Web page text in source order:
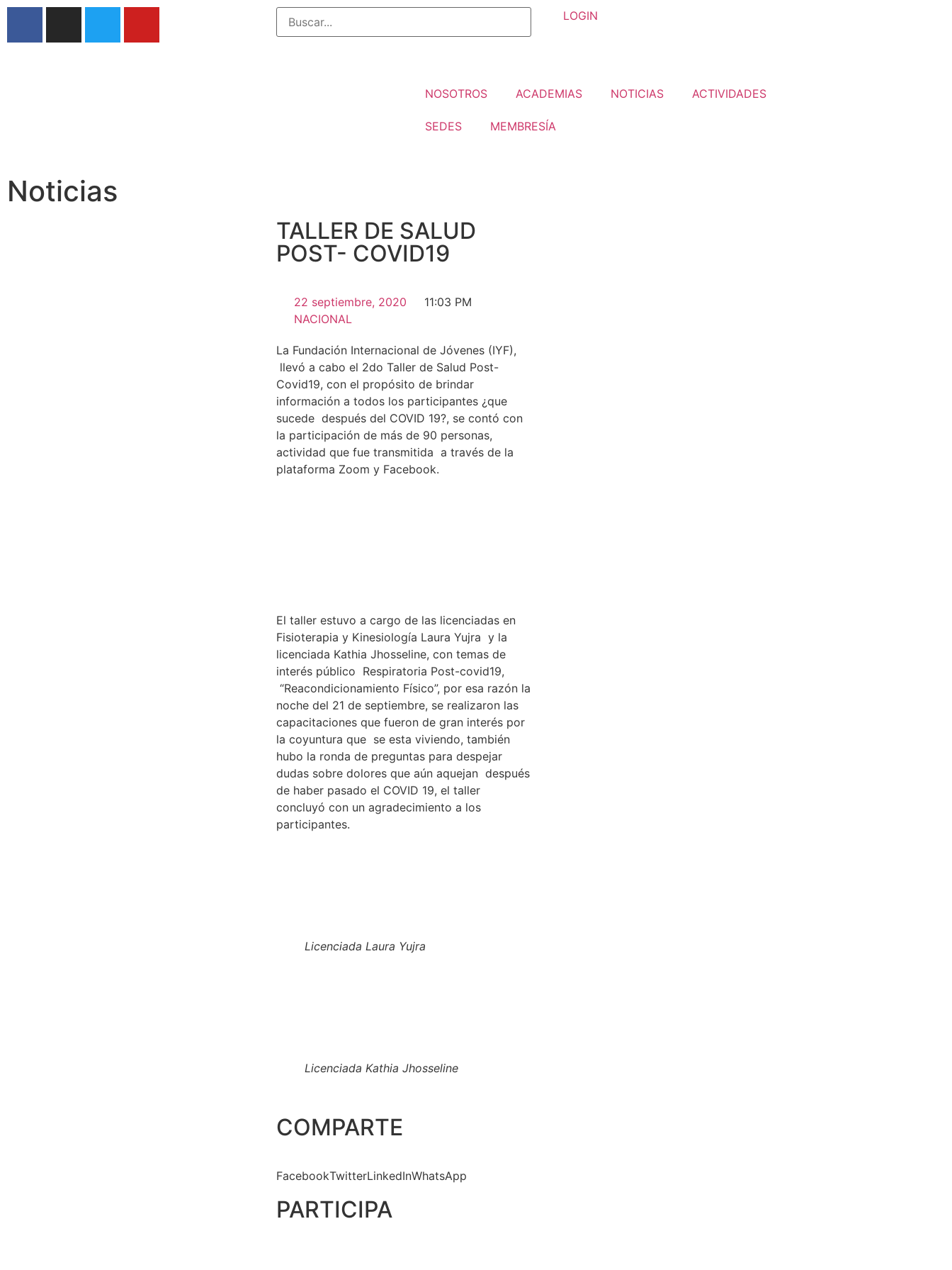
LOGIN
NOSOTROS ACADEMIAS NOTICIAS ACTIVIDADES
SEDES MEMBRESÍA
Noticias
TALLER DE SALUD
POST- COVID19
22 septiembre, 2020
11:03 PM
NACIONAL
La Fundación Internacional de Jóvenes (IYF),
llevó a cabo el 2do Taller de Salud Post-
Covid19, con el propósito de brindar
información a todos los participantes ¿que
sucede después del COVID 19?, se contó con
la participación de más de 90 personas,
actividad que fue transmitida a través de la
plataforma Zoom y Facebook.
El taller estuvo a cargo de las licenciadas en
Fisioterapia y Kinesiología Laura Yujra y la
licenciada Kathia Jhosseline, con temas de
interés público Respiratoria Post-covid19,
“Reacondicionamiento Físico”, por esa razón la
noche del 21 de septiembre, se realizaron las
capacitaciones que fueron de gran interés por
la coyuntura que se esta viviendo, también
hubo la ronda de preguntas para despejar
dudas sobre dolores que aún aquejan después
de haber pasado el COVID 19, el taller
concluyó con un agradecimiento a los
participantes.
Licenciada Laura Yujra
Licenciada Kathia Jhosseline
COMPARTE​
FacebookTwitterLinkedInWhatsApp
PARTICIPA